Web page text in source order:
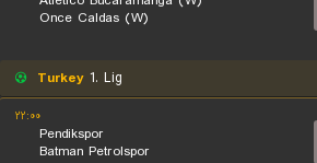
Once Caldas (W)
Turkey 1. Lig
۲۲:۰۰
Pendikspor
Batman Petrolspor